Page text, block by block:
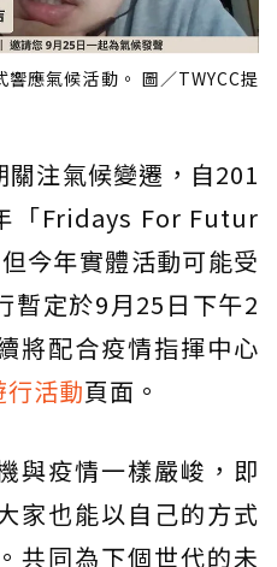
應氣候活動。 圖／TWYCC提
注氣候變遷，自201
「Fridays For Futur
今年實體活動可能受
暫定於9月25日下午2
將配合疫情指揮中心
行活動頁面。
與疫情一樣嚴峻，即
家也能以自己的方式
共同為下個世代的未